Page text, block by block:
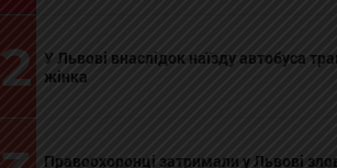
2
У Львові внаслідок наїзду автобуса
жінка
Правоохоронці затримали у Львові